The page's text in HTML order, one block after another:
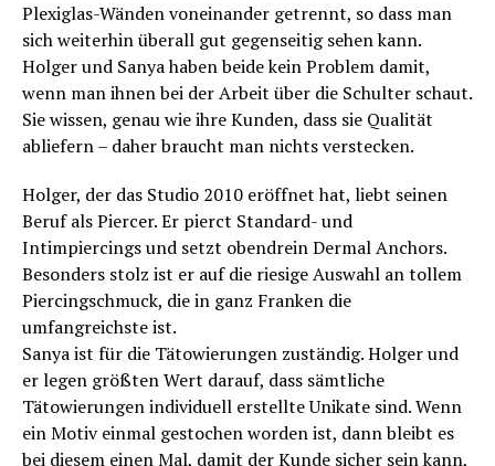
Plexiglas-Wänden voneinander getrennt, so dass man
sich weiterhin überall gut gegenseitig sehen kann.
Holger und Sanya haben beide kein Problem damit,
wenn man ihnen bei der Arbeit über die Schulter schaut.
Sie wissen, genau wie ihre Kunden, dass sie Qualität
abliefern – daher braucht man nichts verstecken.
Holger, der das Studio 2010 eröffnet hat, liebt seinen
Beruf als Piercer. Er pierct Standard- und
Intimpiercings und setzt obendrein Dermal Anchors.
Besonders stolz ist er auf die riesige Auswahl an tollem
Piercingschmuck, die in ganz Franken die
umfangreichste ist.
Sanya ist für die Tätowierungen zuständig. Holger und
er legen größten Wert darauf, dass sämtliche
Tätowierungen individuell erstellte Unikate sind. Wenn
ein Motiv einmal gestochen worden ist, dann bleibt es
bei diesem einen Mal, damit der Kunde sicher sein kann,